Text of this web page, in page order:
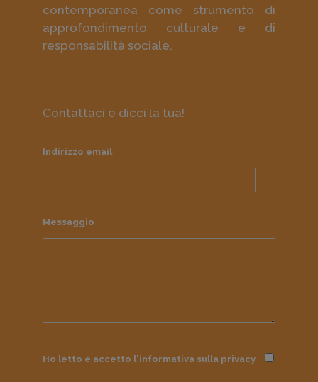
contemporanea come strumento di
approfondimento culturale e di
responsabilità sociale.
Contattaci e dicci la tua!
Indirizzo email
Messaggio
Ho letto e accetto l'informativa sulla privacy